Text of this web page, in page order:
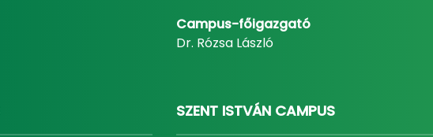
Campus-főigazgató
Dr. Rózsa László
SZENT ISTVÁN CAMPUS